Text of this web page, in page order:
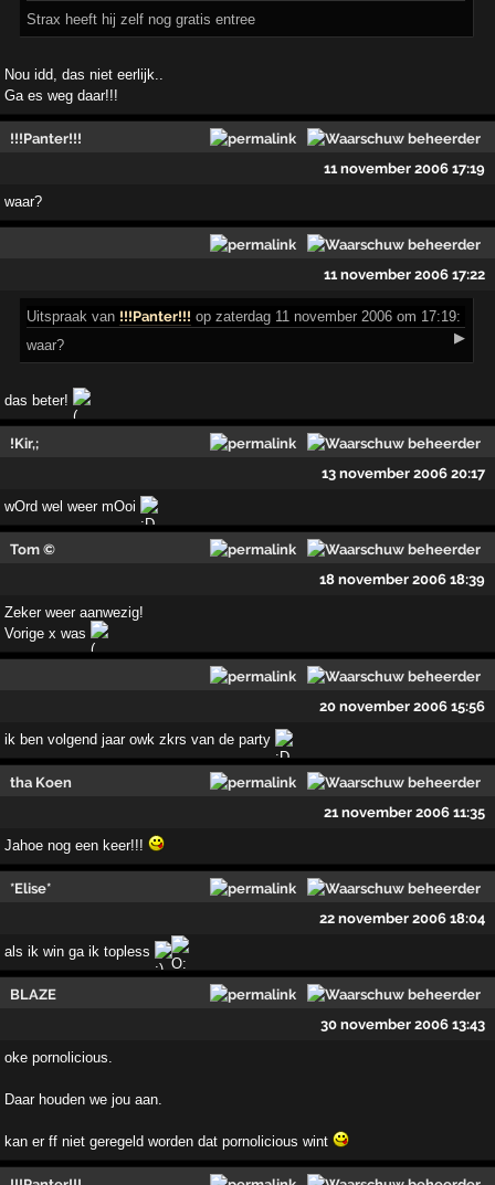
Strax heeft hij zelf nog gratis entree
Nou idd, das niet eerlijk..
Ga es weg daar!!!
!!!Panter!!!
11 november 2006 17:19
waar?
11 november 2006 17:22
Uitspraak van !!!Panter!!! op zaterdag 11 november 2006 om 17:19:
▶
waar?
das beter!
!Kir,;
13 november 2006 20:17
wOrd wel weer mOoi
Tom ©
18 november 2006 18:39
Zeker weer aanwezig!
Vorige x was
20 november 2006 15:56
ik ben volgend jaar owk zkrs van de party
tha Koen
21 november 2006 11:35
Jahoe nog een keer!!!
*Elise*
22 november 2006 18:04
als ik win ga ik topless
BLAZE
30 november 2006 13:43
oke pornolicious.
Daar houden we jou aan.
kan er ff niet geregeld worden dat pornolicious wint